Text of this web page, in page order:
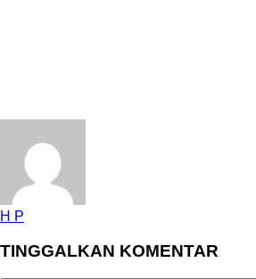
H P
TINGGALKAN KOMENTAR